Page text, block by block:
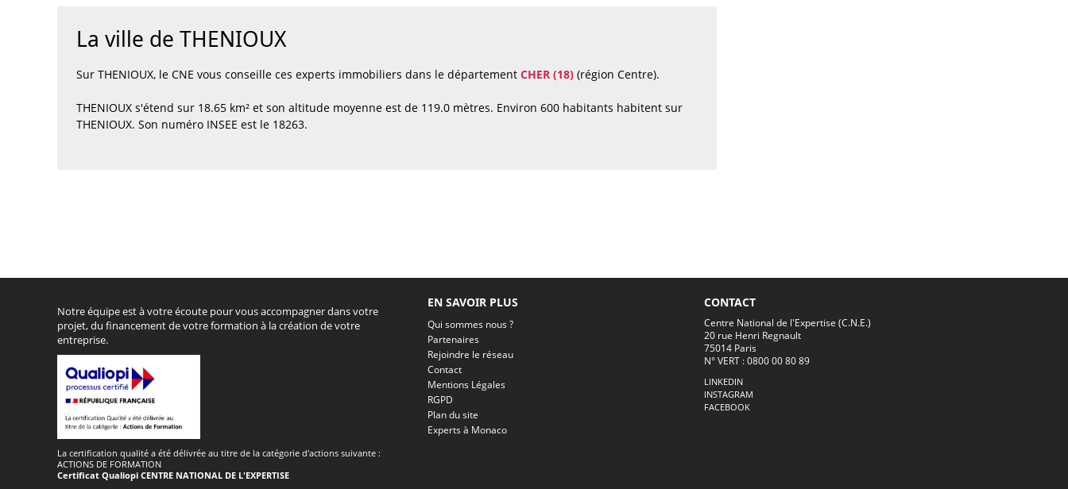
La ville de THENIOUX
Sur THENIOUX, le CNE vous conseille ces experts immobiliers dans le département CHER (18) (région Centre).
THENIOUX s'étend sur 18.65 km² et son altitude moyenne est de 119.0 mètres. Environ 600 habitants habitent sur
THENIOUX. Son numéro INSEE est le 18263.
Notre équipe est à votre écoute pour vous accompagner dans votre
projet, du financement de votre formation à la création de votre
entreprise.
La certification qualité a été délivrée au titre de la catégorie d'actions suivante :
ACTIONS DE FORMATION
Certificat Qualiopi CENTRE NATIONAL DE L'EXPERTISE
EN SAVOIR PLUS
Qui sommes nous ?
Partenaires
Rejoindre le réseau
Contact
Mentions Légales
RGPD
Plan du site
Experts à Monaco
CONTACT
Centre National de l'Expertise (C.N.E.)
20 rue Henri Regnault
75014 Paris
N° VERT : 0800 00 80 89
LINKEDIN
INSTAGRAM
FACEBOOK